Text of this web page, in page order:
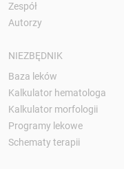
Zespół
Autorzy
NIEZBĘDNIK
Baza leków
Kalkulator hematologa
Kalkulator morfologii
Programy lekowe
Schematy terapii